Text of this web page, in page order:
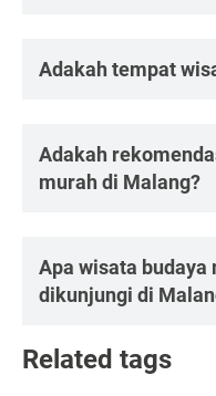
Adakah tempat
Adakah
murah di Malang?
Apa wisata budaya
dikunjungi di
Related tags